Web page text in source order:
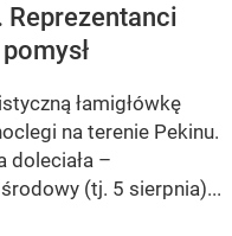
Reprezentanci
łamigłówkę
na terenie Pekinu.
doleciała –
(tj. 5 sierpnia)...